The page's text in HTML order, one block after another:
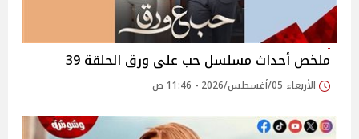
ملخص أحداث مسلسل حب على ورق الحلقة 39
الأربعاء 05/أغسطس/2026 - 11:46 ص